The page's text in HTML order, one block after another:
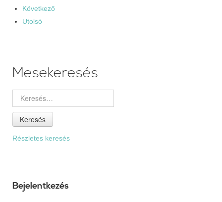
Következő
Utolsó
Mesekeresés
Keresés
Részletes keresés
Bejelentkezés